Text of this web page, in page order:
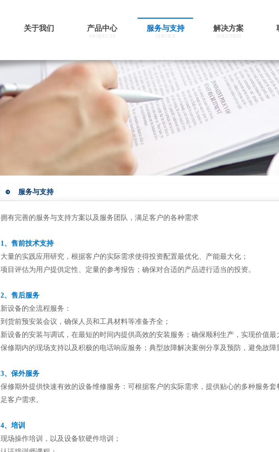
关于我们 产品中心
PRODUCTS
服务与支持
SERVICE
解决方案
SOLUTION
服务与支持
拥有完善的服务与支持方案以及服务团队，满足客户的各种需求
1、售前技术支持
大量的实践应用研究，根据客户的实际需求使得投资配置最优化、产能最大化；
项目评估为用户提供定性、定量的参考报告；确保对合适的产品进行适当的投资。
2、售后服务
新设备的全流程服务：
到货前预安装会议，确保人员和工具材料等准备齐全；
新设备的安装与调试，在最短的时间内提供高效的安装服务；确保顺利生产，实现价值最
保修期内的现场支持以及积极的电话响应服务；典型故障解决案例分享及预防，避免故障
3、保外服务
保修期外提供快速有效的设备维修服务：可根据客户的实际需求，提供贴心的多种服务
足客户需求。
4、培训
现场操作培训，以及设备软硬件培训；